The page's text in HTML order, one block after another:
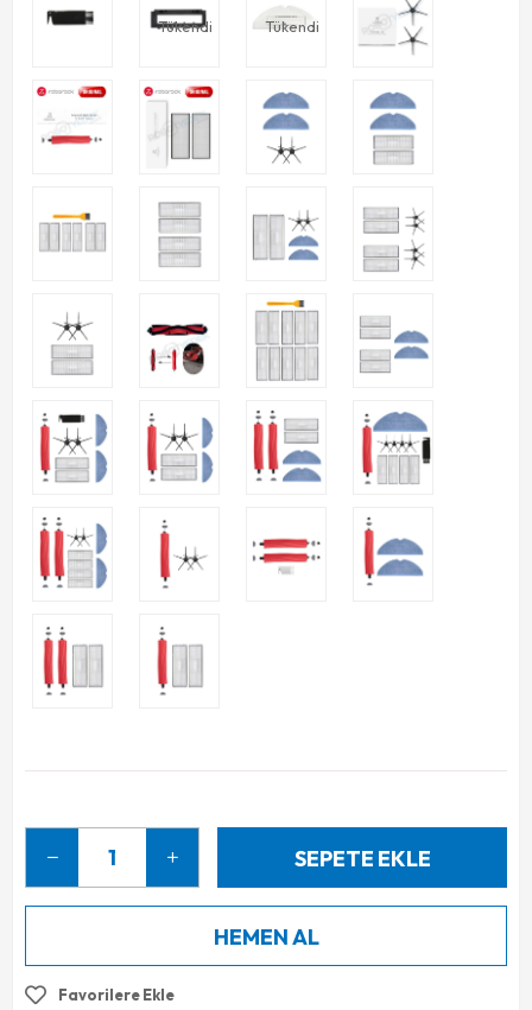
Tükendi Tükendi
Favorilere Ekle